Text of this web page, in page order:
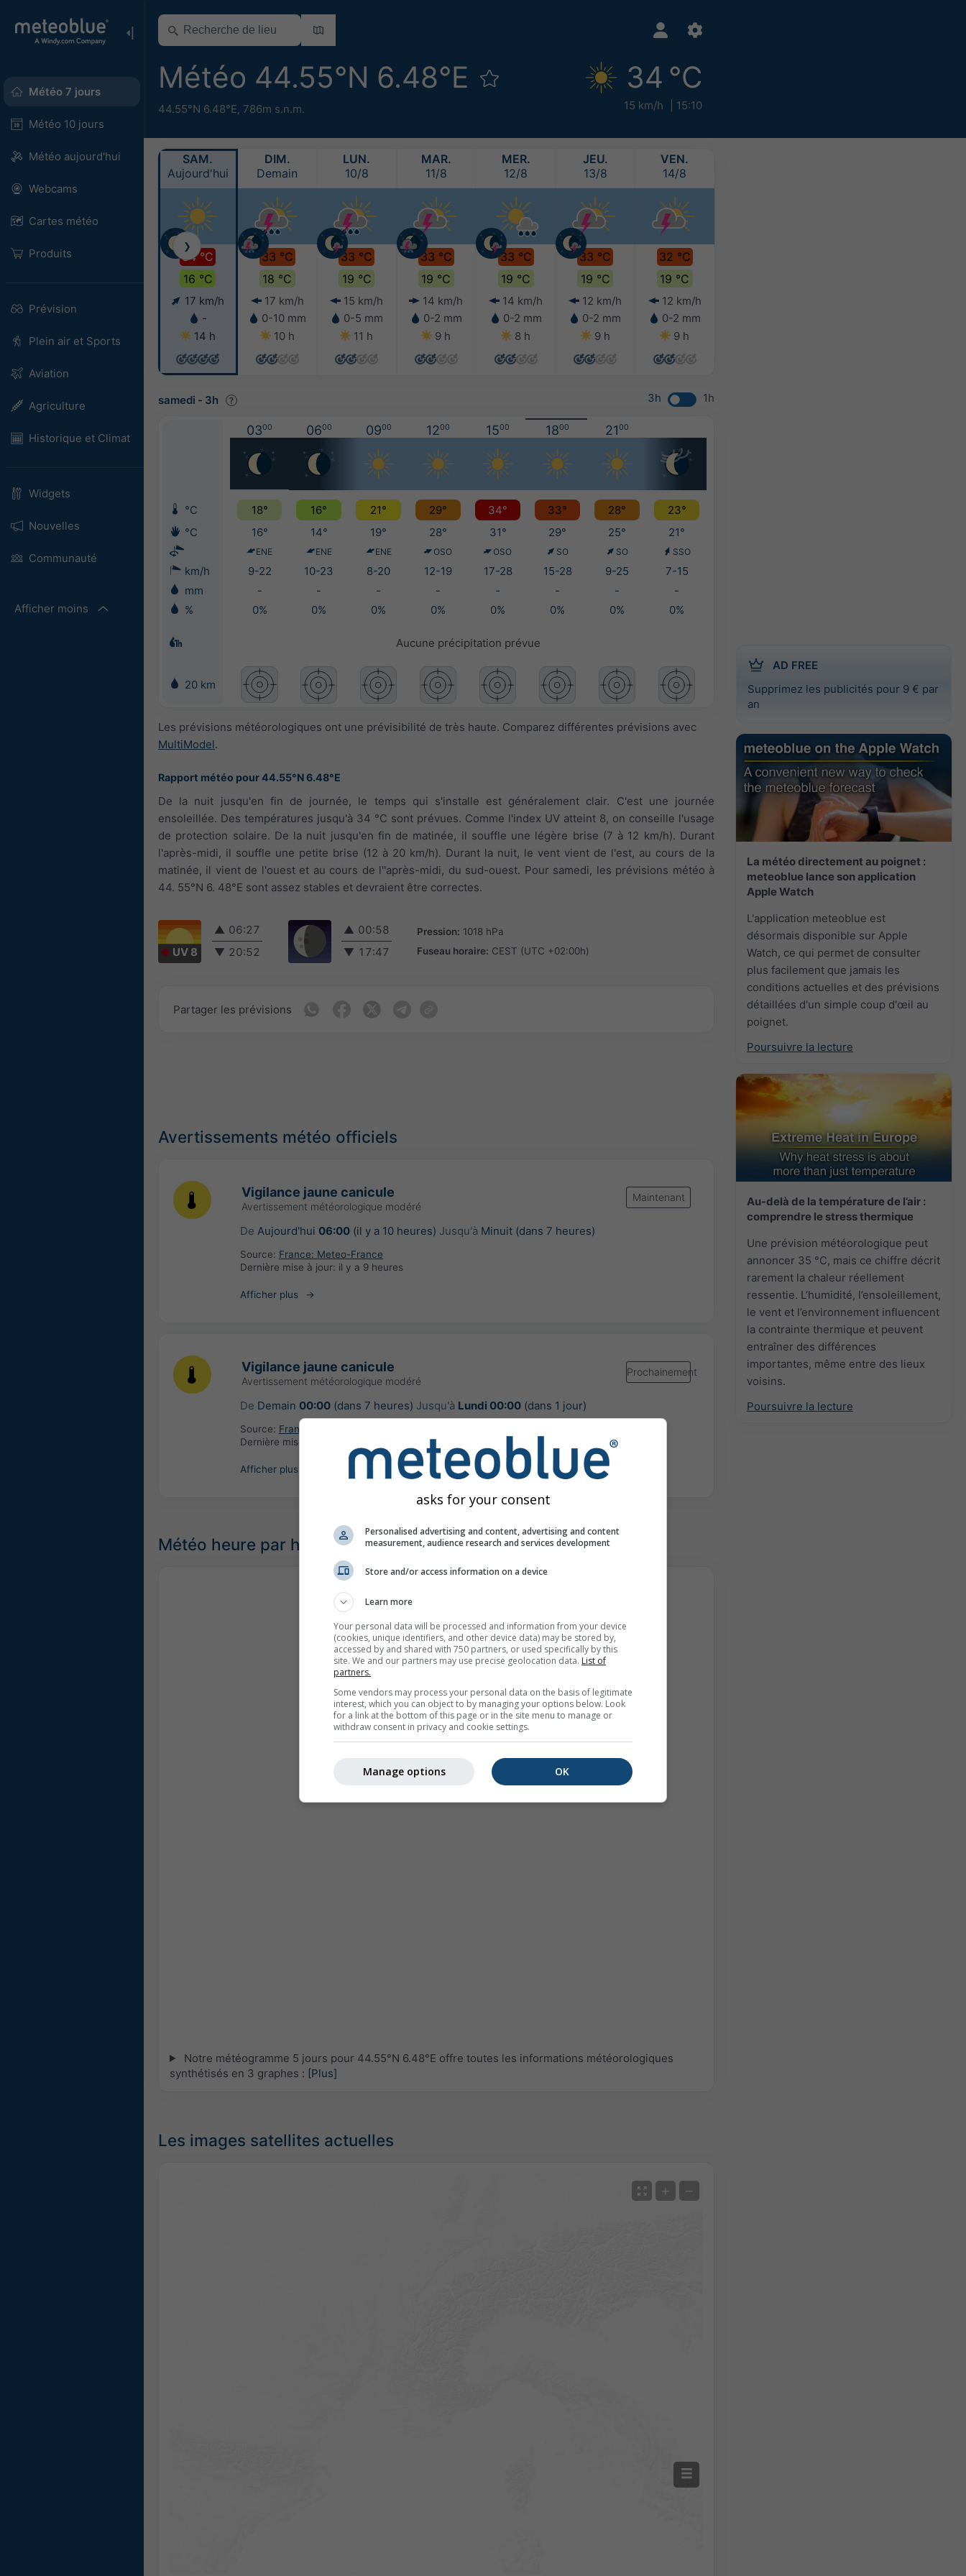
Météo 7 jours
Météo 10 jours
Météo aujourd'hui
Webcams
Cartes météo
Produits
Prévision
Plein air et Sports
Aviation
Agriculture
Historique et Climat
Widgets
Nouvelles
Communauté
Afficher moins
Météo 44.55°N 6.48°E
44.55°N 6.48°E, 786m s.n.m.
34 °C
15 km/h 15:10
AD FREE
Supprimez les publicités pour 9 € par
an
La météo directement au poignet :
meteoblue lance son application
Apple Watch
L'application meteoblue est
désormais disponible sur Apple
Watch, ce qui permet de consulter
plus facilement que jamais les
conditions actuelles et des prévisions
détaillées d'un simple coup d'œil au
poignet.
Poursuivre la lecture
Au-delà de la température de l’air :
comprendre le stress thermique
Une prévision météorologique peut
annoncer 35 °C, mais ce chiffre décrit
rarement la chaleur réellement
ressentie. L’humidité, l’ensoleillement,
le vent et l’environnement influencent
la contrainte thermique et peuvent
entraîner des différences
importantes, même entre des lieux
voisins.
Poursuivre la lecture
SAM.
Aujourd'hui
34 °C
16 °C
17 km/h
-
14 h
DIM.
Demain
33 °C
18 °C
17 km/h
0-10 mm
10 h
LUN.
10/8
33 °C
19 °C
15 km/h
0-5 mm
11 h
MAR.
11/8
33 °C
19 °C
14 km/h
0-2 mm
9 h
MER.
12/8
33 °C
19 °C
14 km/h
0-2 mm
8 h
JEU.
13/8
33 °C
19 °C
12 km/h
0-2 mm
9 h
VEN.
14/8
32 °C
19 °C
12 km/h
0-2 mm
9 h
❯
samedi - 3h 3h 1h
0300 0600 0900 1200 1500 1800 2100
°C 18° 16° 21° 29° 34° 33° 28°
23°
°C
16° 14° 19° 28° 31° 29° 25° 21°
ENE ENE ENE OSO OSO SO SO SSO
km/h 9-22 10-23 8-20 12-19 17-28 15-28 9-25
7-15
mm
- - - - - - -
-
%
0% 0% 0% 0% 0% 0% 0% 0%
Aucune précipitation prévue
20 km
Les prévisions météorologiques ont une prévisibilité de très haute. Comparez différentes prévisions avec
MultiModel.
Rapport météo pour 44.55°N 6.48°E
De la nuit jusqu'en fin de journée, le temps qui s'installe est généralement clair. C'est une journée
ensoleillée. Des températures jusqu'à 34 °C sont prévues. Comme l'index UV atteint 8, on conseille l'usage
de protection solaire. De la nuit jusqu'en fin de matinée, il souffle une légère brise (7 à 12 km/h). Durant
l'après-midi, il souffle une petite brise (12 à 20 km/h). Durant la nuit, le vent vient de l'est, au cours de la
matinée, il vient de l'ouest et au cours de l''après-midi, du sud-ouest. Pour samedi, les prévisions météo à
44. 55°N 6. 48°E sont assez stables et devraient être correctes.
UV 8
▲ 06:27
▼ 20:52
▲ 00:58
▼ 17:47
Pression: 1018 hPa
Fuseau horaire: CEST (UTC +02:00h)
Partager les prévisions
Avertissements météo officiels
Vigilance jaune canicule
Avertissement météorologique modéré
Maintenant
De Aujourd'hui 06:00(il y a 10 heures) Jusqu'à Minuit (dans 7 heures)
Source: France: Meteo-France
Dernière mise à jour: il y a 9 heures
Afficher plus
Vigilance jaune canicule
Avertissement météorologique modéré
Prochainement
De Demain 00:00(dans 7 heures) Jusqu'à Lundi 00:00(dans 1 jour)
Source: France: Meteo-France
Dernière mise à jour:
Afficher plus
Météo heure par heure à 44.55°N 6.48°E
Notre météogramme 5 jours pour 44.55°N 6.48°E offre toutes les informations météorologiques
synthétisés en 3 graphes : [Plus]
Les images satellites actuelles
+ −
asks for your consent
Personalised advertising and content, advertising and content
measurement, audience research and services development
Store and/or access information on a device
Learn more
Your personal data will be processed and information from your device
(cookies, unique identifiers, and other device data) may be stored by,
accessed by and shared with 750 partners, or used specifically by this
site. We and our partners may use precise geolocation data. List of
partners.
Some vendors may process your personal data on the basis of legitimate
interest, which you can object to by managing your options below. Look
for a link at the bottom of this page or in the site menu to manage or
withdraw consent in privacy and cookie settings.
OK
Manage options